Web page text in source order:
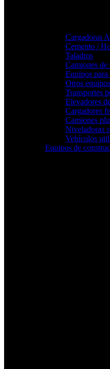
Cargadoras
Cemento /
Taladros
Camiones de
Equipos
Otros
Transportes
Elevadores
Cargadores
Camiones
Niveladoras
Vehículos
Equipos de